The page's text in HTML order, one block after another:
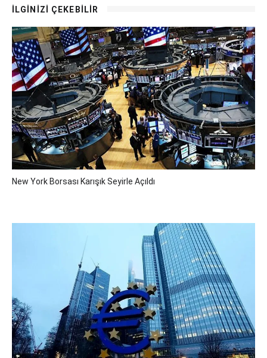
İLGİNİZİ ÇEKEBİLİR
New York Borsası Karışık Seyirle Açıldı